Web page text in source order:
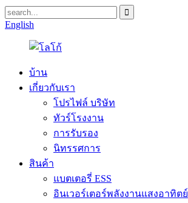
English
บ้าน
เกี่ยวกับเรา
โปรไฟล์ บริษัท
ทัวร์โรงงาน
การรับรอง
นิทรรศการ
สินค้า
แบตเตอรี่ ESS
อินเวอร์เตอร์พลังงานแสงอาทิตย์